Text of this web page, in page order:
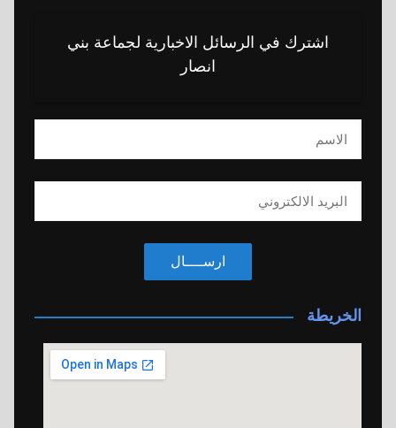
اشترك في الرسائل الاخبارية لجماعة بني
انصار
ارســــال
الخريطة